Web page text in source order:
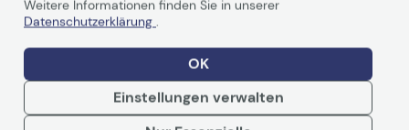
43381905
EAN
5031713031390,
5031713031420
Weitere Informationen finden Sie in unserer
Datenschutzerklärung .
OK
Einstellungen verwalten